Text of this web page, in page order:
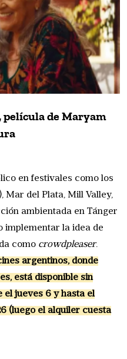
película de Maryam
en festivales como los
Mar del Plata, Mill Valley,
ambientada en Tánger
implementar la idea de
como crowdpleaser.
argentinos, donde
está disponible sin
el jueves 6 y hasta el
(luego el alquiler cuesta